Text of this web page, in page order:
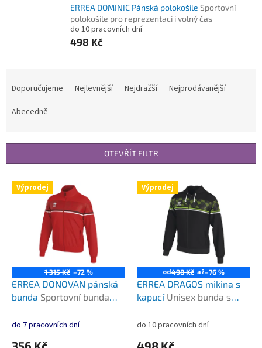
ERREA DOMINIC Pánská polokošile Sportovní
polokošile pro reprezentaci i volný čas
do 10 pracovních dní
498 Kč
r
Doporučujeme Nejlevnější Nejdražší
Nejprodávanější
Abecedně
OTEVŘÍT FILTR
V Výprodej
1 315 Kč –72 %
ERREA DONOVAN pánská
bunda Sportovní bunda
do 7 pracovních dní
Výprodej
od498 Kč až–76 %
ERREA DRAGOS mikina s
kapucí Unisex bunda s
do 10 pracovních dní